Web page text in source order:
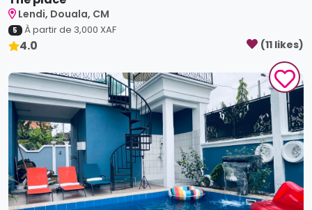
Lendi, Douala, CM
5 À partir de 3,000 XAF
4.0 (11 likes)